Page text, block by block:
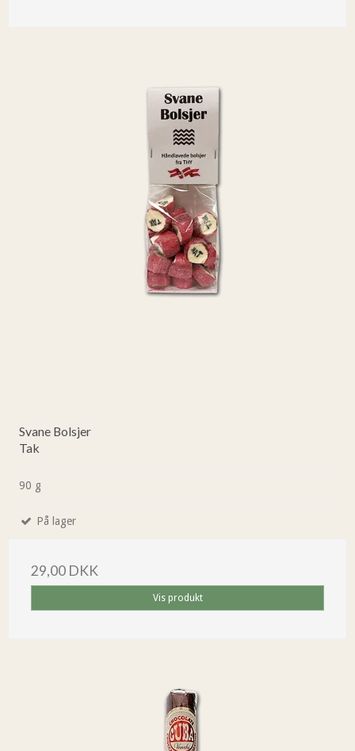
Svane Bolsjer
Tak
90 g
På lager
29,00 DKK
Vis produkt